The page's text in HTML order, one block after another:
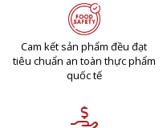
Cam kết sản phẩm đều đạt
tiêu chuẩn an toàn thực phẩm
quốc tế